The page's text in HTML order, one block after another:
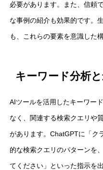
必要があります。また、信頼
な事例の紹介も効果的です。
も、これらの要素を意識した
キーワード分析
AIツールを活用したキーワー
なく、関連する検索クエリや
があります。ChatGPTに「ク
的な検索クエリのパターンを
てください」といった指示を